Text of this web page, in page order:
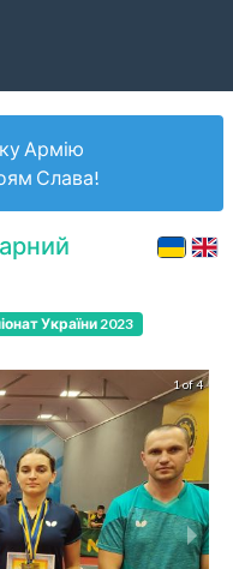
Армію
Слава!
України 2023
1 of 4